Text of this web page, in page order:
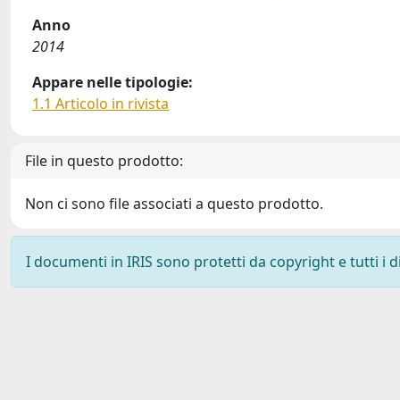
Anno
2014
Appare nelle tipologie:
1.1 Articolo in rivista
File in questo prodotto:
Non ci sono file associati a questo prodotto.
I documenti in IRIS sono protetti da copyright e tutti i